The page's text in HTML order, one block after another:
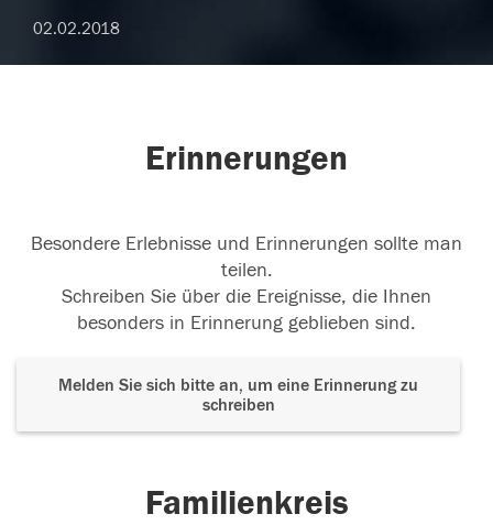
02.02.2018
Erinnerungen
Besondere Erlebnisse und Erinnerungen sollte man
teilen.
Schreiben Sie über die Ereignisse, die Ihnen
besonders in Erinnerung geblieben sind.
Melden Sie sich bitte an, um eine Erinnerung zu
schreiben
Familienkreis